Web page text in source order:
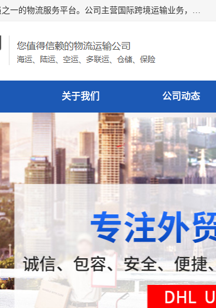
深圳市博冠国际物流有限公司是一家国际化物流公司，致力于打造国际成员之一的物流服务平台。公司主营国际跨境运输业务，提供国际快递、FBA空派专线、国际海空运、国际空运专线、中欧铁路运输等国际海空运、国际快递、国际铁路运输及跨境专线物流等各类进出口运输方面的业务。
关于我们 公司动态